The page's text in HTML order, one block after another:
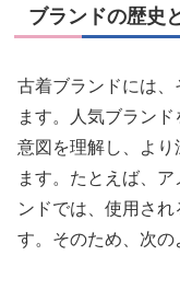
ブランドの歴史
古着ブランドには、
ます。人気ブラン
意図を理解し、より
ます。たとえば、
ンドでは、使用さ
す。そのため、次の